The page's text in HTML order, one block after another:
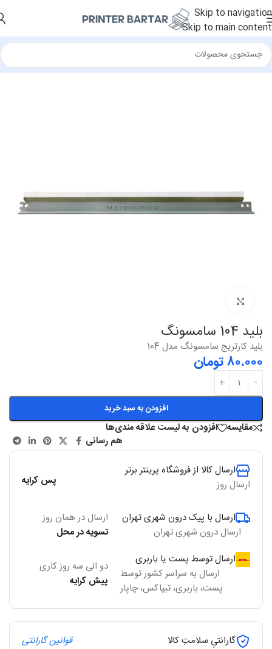
Skip to navigation
Skip to main content
خانه/قطعات جانبی/بلید
بلید 104 سامسونگ
بلید کارتریج سامسونگ مدل 104
۸۰.۰۰۰تومان
افزودن به سبد خرید
مقایسه
افزودن به لیست علاقه مندی‌ها
هم رسانی
ارسال کالا از فروشگاه پرینتر برتر
ارسال روز
پس کرایه
ارسال با پیک درون شهری تهران
ارسال درون شهری تهران
ارسال در همان روز
تسویه در محل
ارسال توسط پست یا باربری
ارسال به سراسر کشور توسط
پست، باربری، تیپاکس، چاپار
دو الی سه روز کاری
پیش کرایه
گارانتیِ سلامتِ کالا
قوانین گارانتی